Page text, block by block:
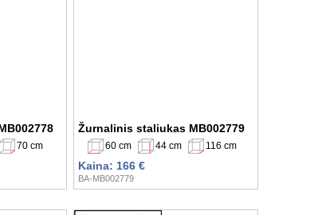
70 cm
Žurnalinis staliukas MB002779
60 cm 44 cm 116 cm
Kaina: 166 €
BA-MB002779